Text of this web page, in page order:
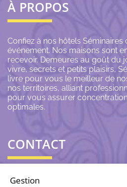
À PROPOS
Confiez à nos hôtels
événement. Nos maisons sont
recevoir. Demeures au goût du
vivre, secrets et petits plaisirs,
livre pour vous le meilleur de
nos territoires, alliant
pour vous assurer
optimales.
CONTACT
06 43 69 79 72
Gestion